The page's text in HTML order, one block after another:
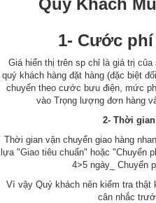
1- Cước
Giá hiển thị trên sp chỉ là giá trị của
quý khách hàng đặt hàng (đặc biệt
chuyển theo cước bưu điện, mức
vào Trọng lượng đơn hàng
2- Thời
Thời gian vận chuyển giao hàng
lựa "Giao tiêu chuẩn" hoặc "Chuyển
4>5 ngày_ Chuyển
Vì vậy Quý khách nên kiểm tra
cân nhắc